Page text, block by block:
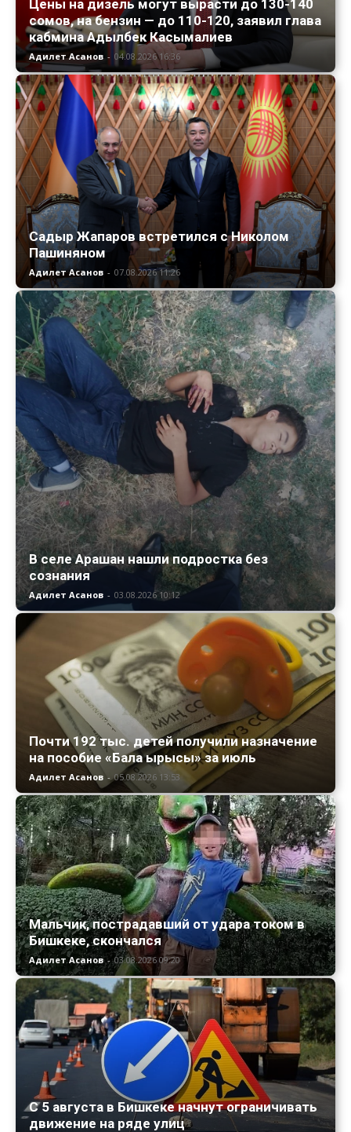
Цены на дизель могут вырасти до 130-140
сомов, на бензин — до 110-120, заявил глава
кабмина Адылбек Касымалиев
Адилет Асанов - 04.08.2026 16:36
Садыр Жапаров встретился с Николом
Пашиняном
Адилет Асанов - 07.08.2026 11:26
В селе Арашан нашли подростка без
сознания
Адилет Асанов - 03.08.2026 10:12
Почти 192 тыс. детей получили назначение
на пособие «Бала ырысы» за июль
Адилет Асанов - 05.08.2026 13:53
Мальчик, пострадавший от удара током в
Бишкеке, скончался
Адилет Асанов - 03.08.2026 09:20
С 5 августа в Бишкеке начнут ограничивать
движение на ряде улиц